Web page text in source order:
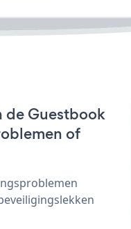
de Guestbook
of